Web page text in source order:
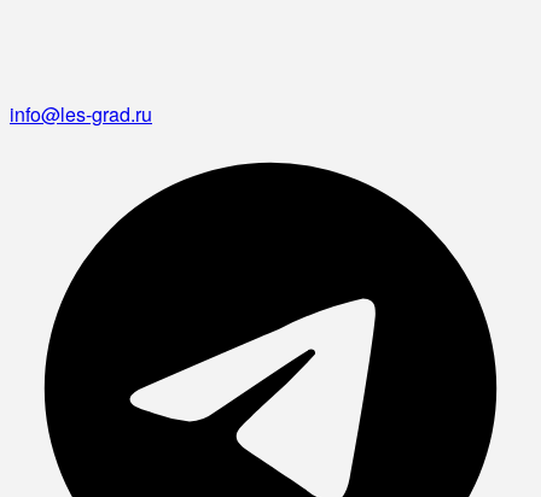
info@les-grad.ru